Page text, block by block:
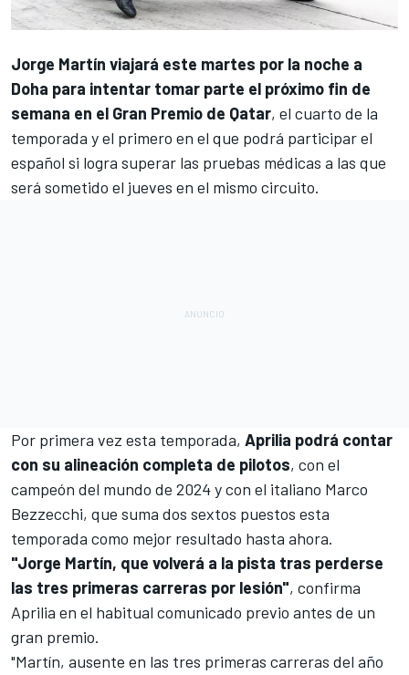
Jorge Martín viajará este martes por la noche a
Doha para intentar tomar parte el próximo fin de
semana en el Gran Premio de Qatar, el cuarto de la
temporada y el primero en el que podrá participar el
español si logra superar las pruebas médicas a las que
será sometido el jueves en el mismo circuito.
Por primera vez esta temporada, Aprilia podrá contar
con su alineación completa de pilotos, con el
campeón del mundo de 2024 y con el italiano Marco
Bezzecchi, que suma dos sextos puestos esta
temporada como mejor resultado hasta ahora.
"Jorge Martín, que volverá a la pista tras perderse
las tres primeras carreras por lesión", confirma
Aprilia en el habitual comunicado previo antes de un
gran premio.
"Martín, ausente en las tres primeras carreras del año